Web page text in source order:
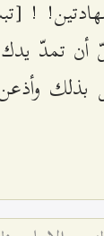
!
أن تمدّ
بذلك